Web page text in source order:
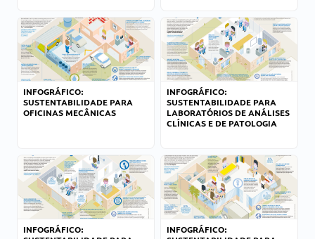
INFOGRÁFICO:
SUSTENTABILIDADE PARA
OFICINAS MECÂNICAS
INFOGRÁFICO:
SUSTENTABILIDADE PARA
LABORATÓRIOS DE ANÁLISES
CLÍNICAS E DE PATOLOGIA
INFOGRÁFICO:
INFOGRÁFICO: